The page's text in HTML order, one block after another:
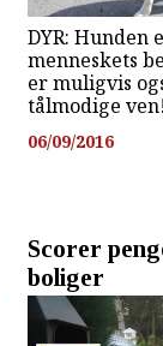
DYR: Hunden
menneskets
er muligvis
tålmodige
06/09/2016
Scorer
boliger